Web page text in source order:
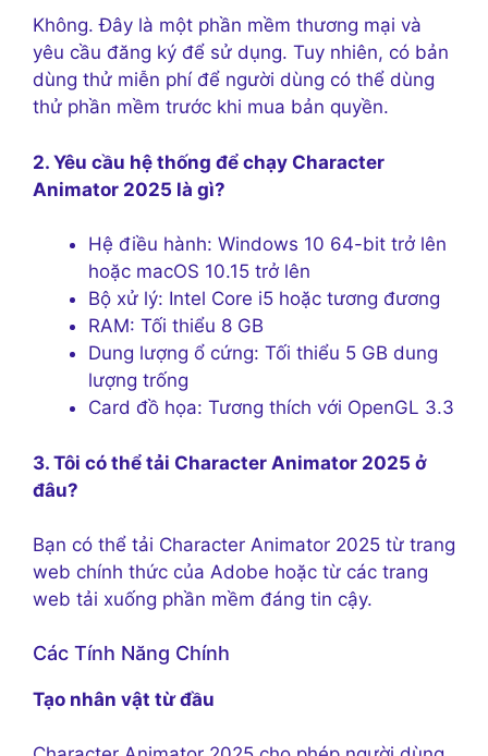
Không. Đây là một phần mềm thương mại và
yêu cầu đăng ký để sử dụng. Tuy nhiên, có bản
dùng thử miễn phí để người dùng có thể dùng
thử phần mềm trước khi mua bản quyền.
2. Yêu cầu hệ thống để chạy Character
Animator 2025 là gì?
Hệ điều hành: Windows 10 64-bit trở lên
hoặc macOS 10.15 trở lên
Bộ xử lý: Intel Core i5 hoặc tương đương
RAM: Tối thiểu 8 GB
Dung lượng ổ cứng: Tối thiểu 5 GB dung
lượng trống
Card đồ họa: Tương thích với OpenGL 3.3
3. Tôi có thể tải Character Animator 2025 ở
đâu?
Bạn có thể tải Character Animator 2025 từ trang
web chính thức của Adobe hoặc từ các trang
web tải xuống phần mềm đáng tin cậy.
Các Tính Năng Chính
Tạo nhân vật từ đầu